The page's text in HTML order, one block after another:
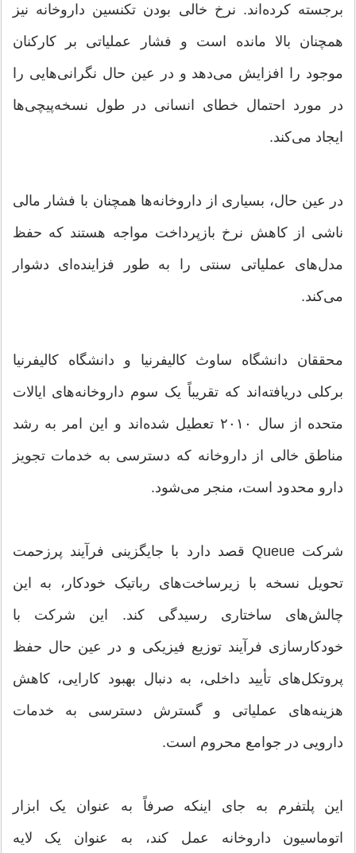
برجسته کرده‌اند. نرخ خالی بودن تکنسین داروخانه نیز
همچنان بالا مانده است و فشار عملیاتی بر کارکنان
موجود را افزایش می‌دهد و در عین حال نگرانی‌هایی را
در مورد احتمال خطای انسانی در طول نسخه‌پیچی‌ها
ایجاد می‌کند.
در عین حال، بسیاری از داروخانه‌ها همچنان با فشار مالی
ناشی از کاهش نرخ بازپرداخت مواجه هستند که حفظ
مدل‌های عملیاتی سنتی را به طور فزاینده‌ای دشوار
می‌کند.
محققان دانشگاه ساوث کالیفرنیا و دانشگاه کالیفرنیا
برکلی دریافته‌اند که تقریباً یک سوم داروخانه‌های ایالات
متحده از سال ۲۰۱۰ تعطیل شده‌اند و این امر به رشد
مناطق خالی از داروخانه که دسترسی به خدمات تجویز
دارو محدود است، منجر می‌شود.
شرکت Queue قصد دارد با جایگزینی فرآیند پرزحمت
تحویل نسخه با زیرساخت‌های رباتیک خودکار، به این
چالش‌های ساختاری رسیدگی کند. این شرکت با
خودکارسازی فرآیند توزیع فیزیکی و در عین حال حفظ
پروتکل‌های تأیید داخلی، به دنبال بهبود کارایی، کاهش
هزینه‌های عملیاتی و گسترش دسترسی به خدمات
دارویی در جوامع محروم است.
این پلتفرم به جای اینکه صرفاً به عنوان یک ابزار
اتوماسیون داروخانه عمل کند، به عنوان یک لایه